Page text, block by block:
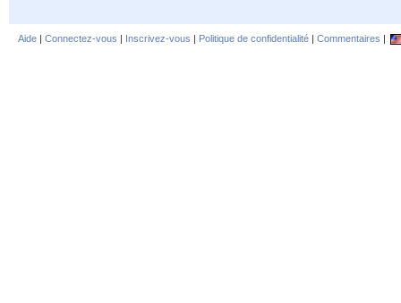
Aide | Connectez-vous | Inscrivez-vous | Politique de confidentialité | Commentaires |